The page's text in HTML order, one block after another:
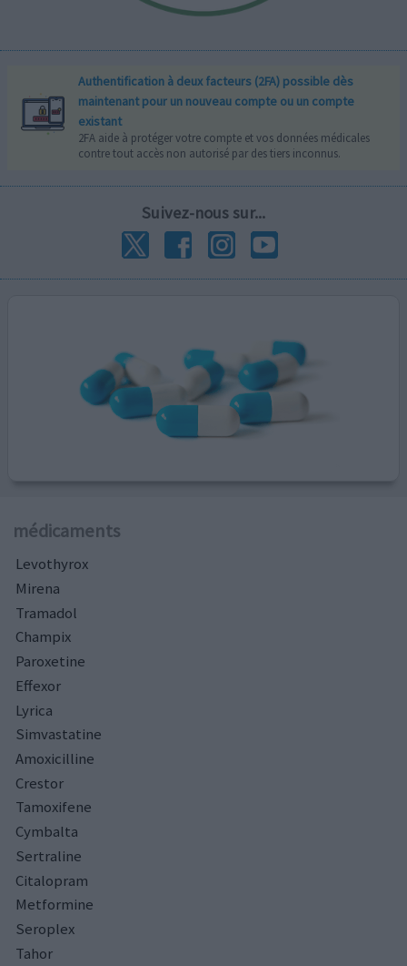
Authentification à deux facteurs (2FA) possible dès
maintenant pour un nouveau compte ou un compte
existant
2FA aide à protéger votre compte et vos données médicales
contre tout accès non autorisé par des tiers inconnus.
Suivez-nous sur...
médicaments
Levothyrox
Mirena
Tramadol
Champix
Paroxetine
Effexor
Lyrica
Simvastatine
Amoxicilline
Crestor
Tamoxifene
Cymbalta
Sertraline
Citalopram
Metformine
Seroplex
Tahor